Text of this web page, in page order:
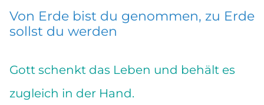
Von Erde bist du genommen, zu Erde
sollst du werden
Gott schenkt das Leben und behält es
zugleich in der Hand.